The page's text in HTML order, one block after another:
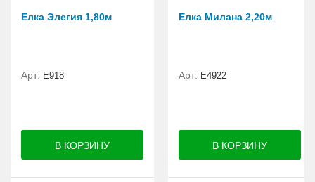
Елка Элегия 1,80м
Арт: E918
Елка Милана 2,20м
Арт: Е4922